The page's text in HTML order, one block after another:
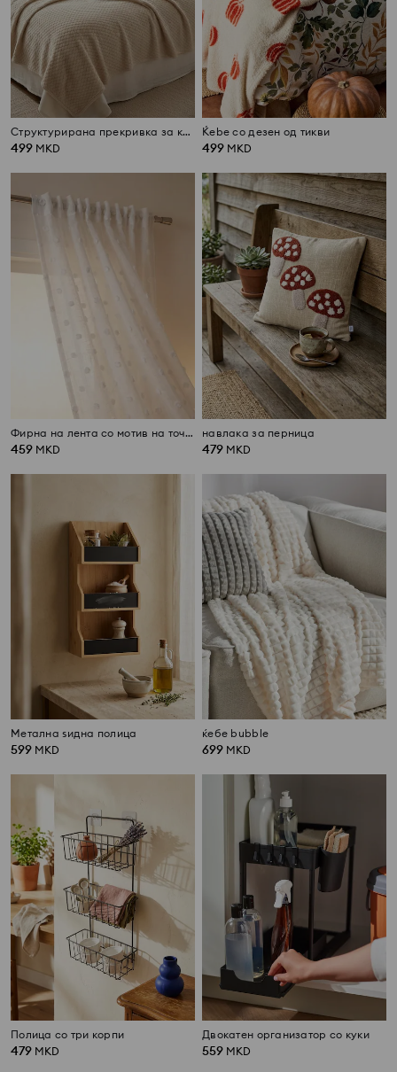
Структурирана прекривка за кревет
499 MKD
Ќebe со дезен од тикви
499 MKD
Фирна на лента со мотив на точки
459 MKD
навлака за перница
479 MKD
Метална ѕидна полица
599 MKD
ќебе bubble
699 MKD
Полица со три корпи
479 MKD
Двокатен организатор со куки
559 MKD